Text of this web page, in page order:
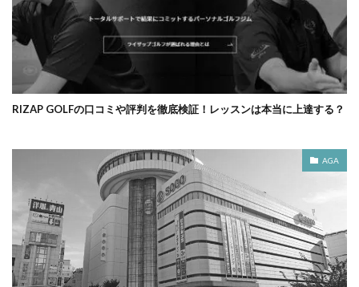
RIZAP GOLFの口コミや評判を徹底検証！レッスンは本当に上達する？
AGA